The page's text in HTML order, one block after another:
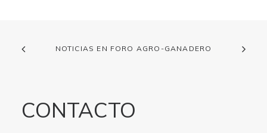
NOTICIAS EN FORO AGRO-GANADERO
CONTACTO